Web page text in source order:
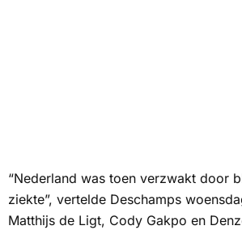
“Nederland was toen verzwakt door
ziekte”, vertelde Deschamps
Matthijs de Ligt, Cody Gakpo en